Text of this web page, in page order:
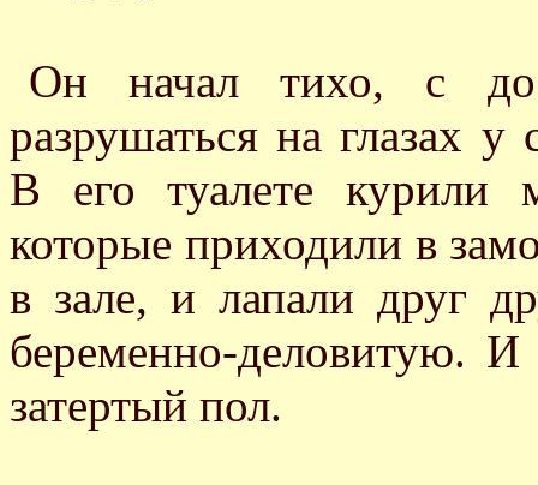
Он начал тихо, с
разрушаться на глазах у
В его туалете курили
которые приходили в
в зале, и лапали друг
беременно-деловитую. И
затертый пол.